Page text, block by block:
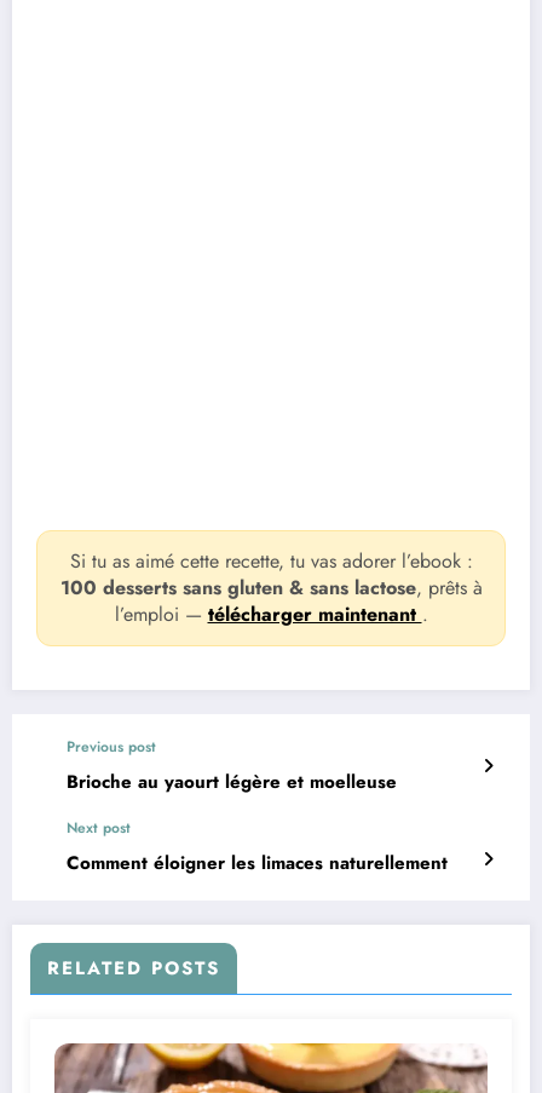
Si tu as aimé cette recette, tu vas adorer l’ebook :
100 desserts sans gluten & sans lactose, prêts à
l’emploi — télécharger maintenant .
Previous post
Brioche au yaourt légère et moelleuse
Next post
Comment éloigner les limaces naturellement
RELATED POSTS